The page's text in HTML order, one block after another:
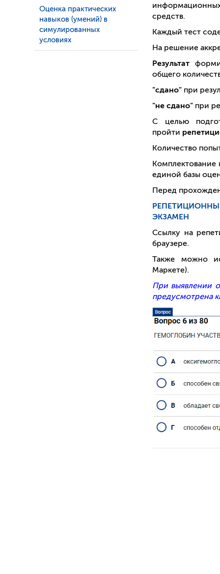
Оценка практических
навыков (умений) в
симулированных
условиях
средств.
Каждый тест
На решение
Результат
общего
"сдано" при
"не сдано" при
С целью
пройти
Количество
Комплектование
единой базы
Перед
ЭКЗАМЕН
Ссылку на
браузере.
Также можно
Маркете).
При выявлении
предусмотрена